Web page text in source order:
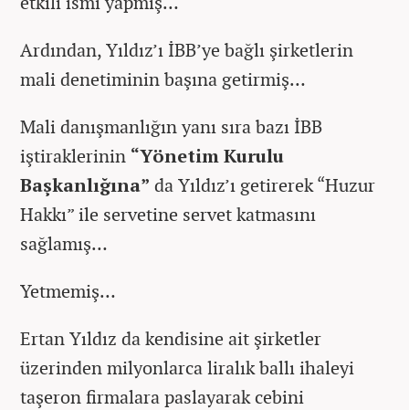
Ardından, Yıldız’ı İBB’ye bağlı şirketlerin
mali denetiminin başına getirmiş…
Mali danışmanlığın yanı sıra bazı İBB
iştiraklerinin “Yönetim Kurulu
Başkanlığına” da Yıldız’ı getirerek “Huzur
Hakkı” ile servetine servet katmasını
sağlamış…
Yetmemiş…
Ertan Yıldız da kendisine ait şirketler
üzerinden milyonlarca liralık ballı ihaleyi
taşeron firmalara paslayarak cebini